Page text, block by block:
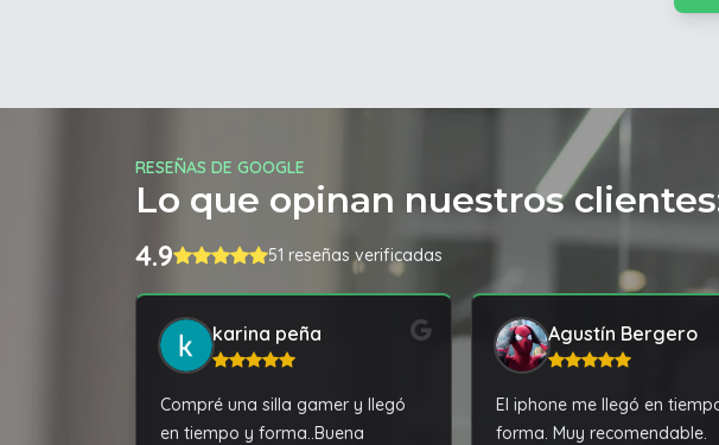
RESEÑAS DE GOOGLE
Lo que opinan nuestros
4.9 51 reseñas verificadas
karina peña
Compré una silla gamer y llegó
en tiempo y forma..Buena
Agustín Bergero
El iphone me llegó en
forma. Muy recomendable.